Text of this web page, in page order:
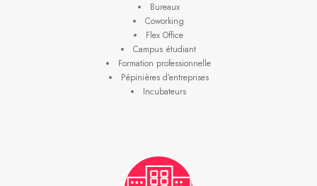
Bureaux
Coworking
Flex Office
Campus étudiant
Formation professionnelle
Pépinières d’entreprises
Incubateurs